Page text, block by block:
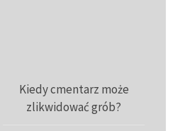
Kiedy cmentarz może
zlikwidować grób?